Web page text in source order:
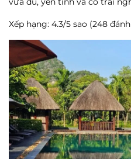
Xếp hạng: 4.3/5 sao (248